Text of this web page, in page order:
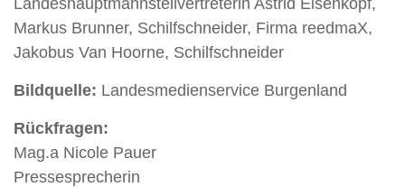
Markus Brunner, Schilfschneider, Firma reedmaX,
Jakobus Van Hoorne, Schilfschneider
Bildquelle: Landesmedienservice Burgenland
Rückfragen:
Mag.a Nicole Pauer
Pressesprecherin